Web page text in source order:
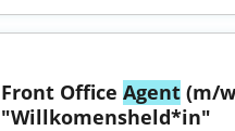
Front Office Agent (m/
"Willkomensheld*in"